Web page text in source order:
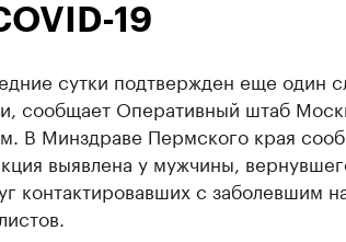
19
сутки подтвержден еще один
сообщает Оперативный штаб
В Минздраве Пермского края
выявлена у мужчины,
контактировавших с заболевшим